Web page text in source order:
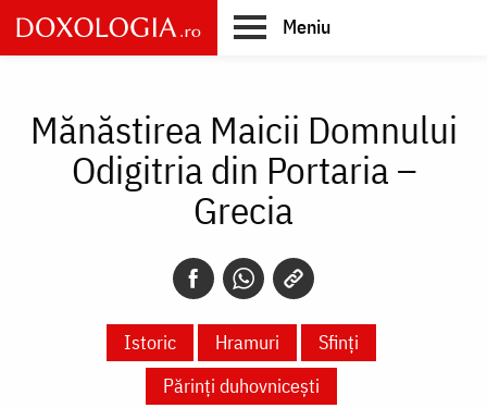
Skip
to
main
Meniu
Mănăstirea Maicii Domnului
Odigitria din Portaria –
Grecia
Istoric Hramuri
Sfinți
Părinți duhovnicești